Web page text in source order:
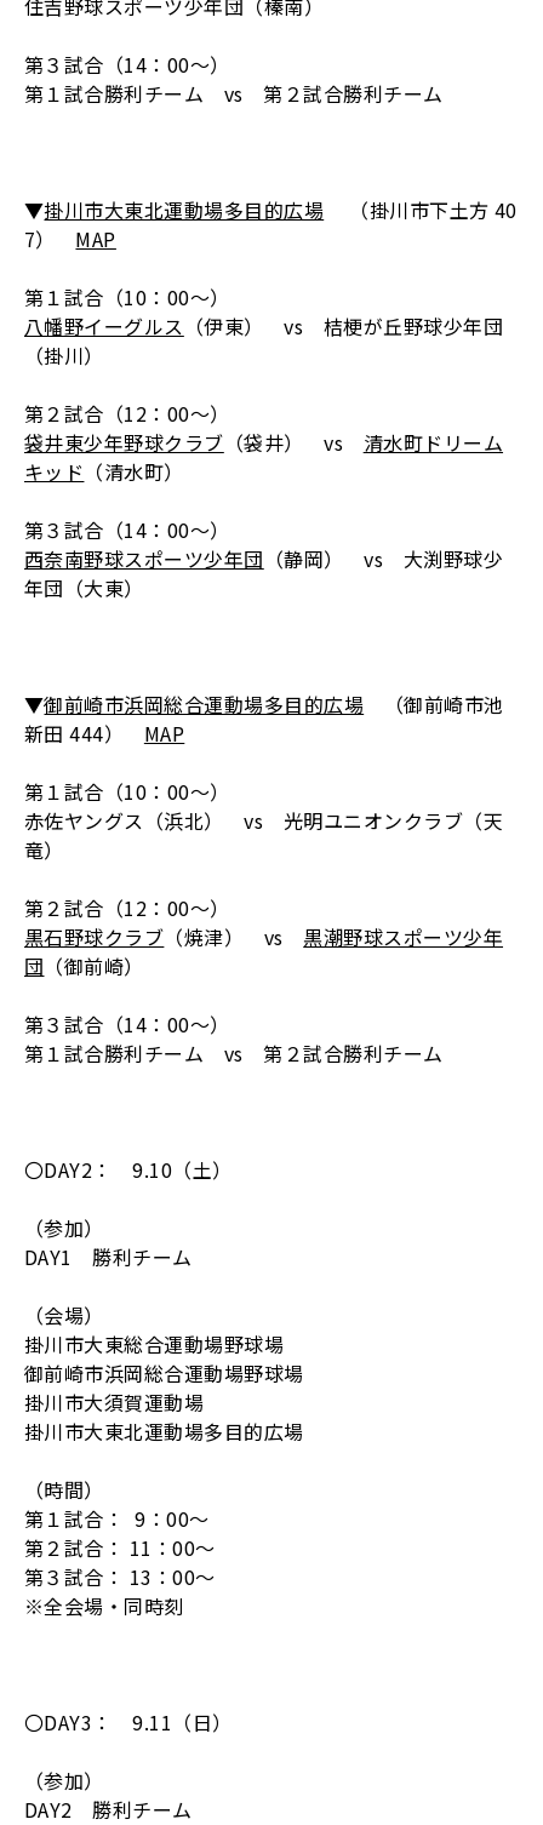
住吉野球スポーツ少年団（榛南）
第３試合（14：00～）
第１試合勝利チーム vs 第２試合勝利チーム
▼掛川市大東北運動場多目的広場 （掛川市下土方 40
7） MAP
第１試合（10：00～）
八幡野イーグルス （伊東） vs 桔梗が丘野球少年団
（掛川）
第２試合（12：00～）
袋井東少年野球クラブ （袋井） vs 清水町ドリーム
キッド （清水町）
第３試合（14：00～）
西奈南野球スポーツ少年団 （静岡） vs 大渕野球少
年団（大東）
▼御前崎市浜岡総合運動場多目的広場 （御前崎市池
新田 444） MAP
第１試合（10：00～）
赤佐ヤングス（浜北） vs 光明ユニオンクラブ（天
竜）
第２試合（12：00～）
黒石野球クラブ （焼津） vs 黒潮野球スポーツ少年
団 （御前崎）
第３試合（14：00～）
第１試合勝利チーム vs 第２試合勝利チーム
〇DAY2： 9.10（土）
（参加）
DAY1 勝利チーム
（会場）
掛川市大東総合運動場野球場
御前崎市浜岡総合運動場野球場
掛川市大須賀運動場
掛川市大東北運動場多目的広場
（時間）
第１試合： 9：00～
第２試合： 11：00～
第３試合： 13：00～
※全会場・同時刻
〇DAY3： 9.11（日）
（参加）
DAY2 勝利チーム